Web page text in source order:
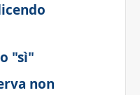
"sì"
non